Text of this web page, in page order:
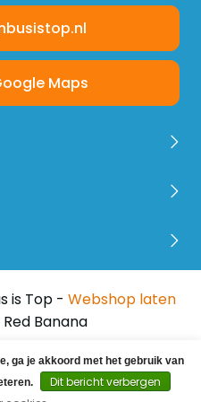
Maps
is Top - Webshop laten
Banana
ga je akkoord met het gebruik van
Dit bericht verbergen